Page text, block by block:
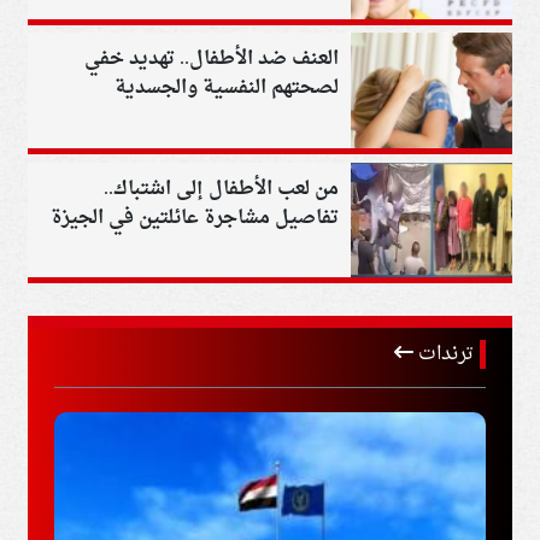
العنف ضد الأطفال.. تهديد خفي
لصحتهم النفسية والجسدية
من لعب الأطفال إلى اشتباك..
تفاصيل مشاجرة عائلتين في الجيزة
ترندات